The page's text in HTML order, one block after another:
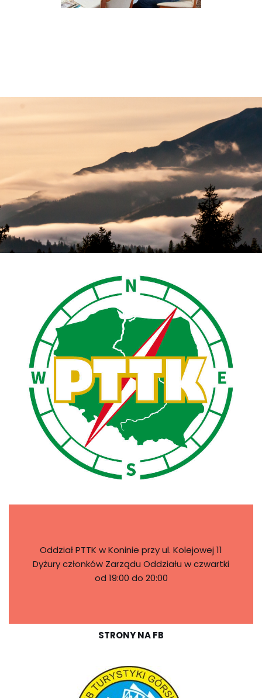
Oddział PTTK w Koninie przy ul. Kolejowej 11
Dyżury członków Zarządu Oddziału w czwartki
od 19:00 do 20:00
STRONY NA FB